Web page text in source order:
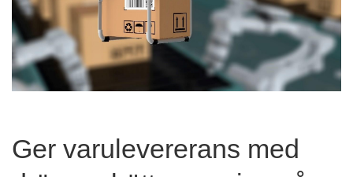
Ger varulevererans med